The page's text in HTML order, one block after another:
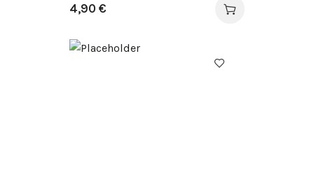
4,90 €